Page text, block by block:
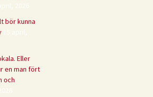
2026
bör kunna
15 april,
Eller
en man fört
och